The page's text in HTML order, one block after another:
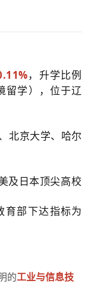
，升学比例
留学），位于辽
北京大学、哈尔
及日本顶尖高校
育部下达指标为
的工业与信息技